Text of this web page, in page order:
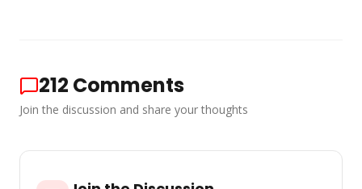
212 Comments
Join the discussion and share your thoughts